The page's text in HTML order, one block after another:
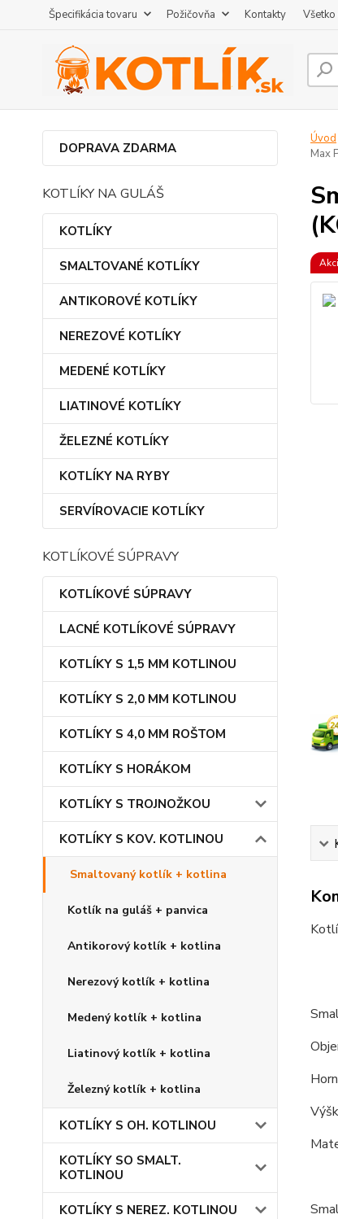
Špecifikácia tovaru Požičovňa Kontakty Všetko
DOPRAVA ZDARMA
KOTLÍKY NA GULÁŠ
KOTLÍKY
SMALTOVANÉ KOTLÍKY
ANTIKOROVÉ KOTLÍKY
NEREZOVÉ KOTLÍKY
MEDENÉ KOTLÍKY
LIATINOVÉ KOTLÍKY
ŽELEZNÉ KOTLÍKY
KOTLÍKY NA RYBY
SERVÍROVACIE KOTLÍKY
KOTLÍKOVÉ SÚPRAVY
KOTLÍKOVÉ SÚPRAVY
LACNÉ KOTLÍKOVÉ SÚPRAVY
KOTLÍKY S 1,5 MM KOTLINOU
KOTLÍKY S 2,0 MM KOTLINOU
KOTLÍKY S 4,0 MM ROŠTOM
KOTLÍKY S HORÁKOM
KOTLÍKY S TROJNOŽKOU
KOTLÍKY S KOV. KOTLINOU
Smaltovaný kotlík + kotlina
Kotlík na guláš + panvica
Antikorový kotlík + kotlina
Nerezový kotlík + kotlina
Medený kotlík + kotlina
Liatinový kotlík + kotlina
Železný kotlík + kotlina
KOTLÍKY S OH. KOTLINOU
KOTLÍKY SO SMALT.
KOTLINOU
KOTLÍKY S NEREZ. KOTLINOU
Úvod
Max